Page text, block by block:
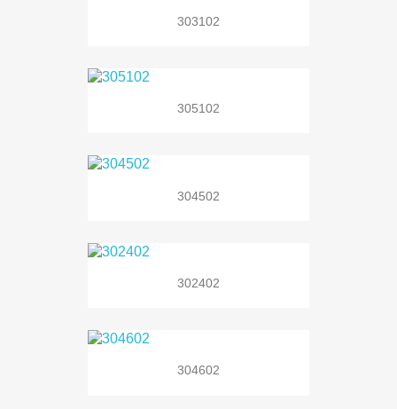
303102
305102
304502
302402
304602